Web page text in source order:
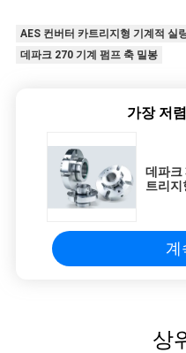
AES 컨버터 카트리지형 기계적 실
데파크 270 기계 펌프 축 밀봉
가장 저
데파크
트리지
계
상